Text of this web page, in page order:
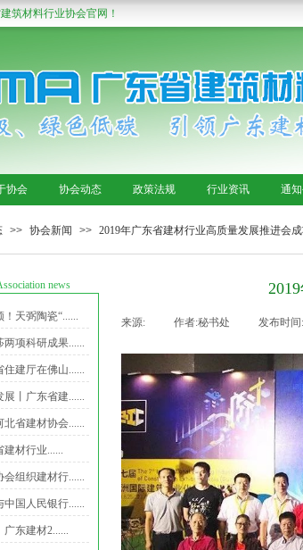
筑材料行业协会官网！
协会 协会动态 政策法规 行业资讯 通
>> 协会新闻 >> 2019年广东省建材行业高质量发展推进会
来源: 作者:秘书处 发布时间:
news
天弼陶瓷“......
两项科研成果......
住建厅在佛山......
展丨广东省建......
北省建材协会......
建材行业......
会组织建材行......
中国人民银行......
广东建材2......